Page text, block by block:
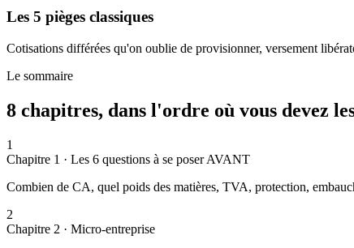
Les 5 pièges classiques
Cotisations différées qu'on oublie de provisionner, versement
Le sommaire
8 chapitres, dans l'ordre où vous devez
1
Chapitre 1 · Les 6 questions à se poser AVANT
Combien de CA, quel poids des matières, TVA, protection,
2
Chapitre 2 · Micro-entreprise